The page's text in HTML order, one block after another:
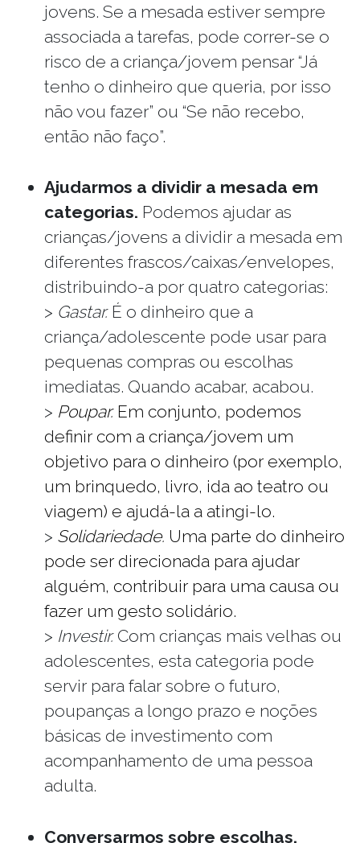
jovens. Se a mesada estiver sempre
associada a tarefas, pode correr-se o
risco de a criança/jovem pensar “Já
tenho o dinheiro que queria, por isso
não vou fazer” ou “Se não recebo,
então não faço”.
Ajudarmos a dividir a mesada em
categorias. Podemos ajudar as
crianças/jovens a dividir a mesada em
diferentes frascos/caixas/envelopes,
distribuindo-a por quatro categorias:
> Gastar. É o dinheiro que a
criança/adolescente pode usar para
pequenas compras ou escolhas
imediatas. Quando acabar, acabou.
> Poupar. Em conjunto, podemos
definir com a criança/jovem um
objetivo para o dinheiro (por exemplo,
um brinquedo, livro, ida ao teatro ou
viagem) e ajudá-la a atingi-lo.
> Solidariedade. Uma parte do dinheiro
pode ser direcionada para ajudar
alguém, contribuir para uma causa ou
fazer um gesto solidário.
> Investir. Com crianças mais velhas ou
adolescentes, esta categoria pode
servir para falar sobre o futuro,
poupanças a longo prazo e noções
básicas de investimento com
acompanhamento de uma pessoa
adulta.
Conversarmos sobre escolhas.